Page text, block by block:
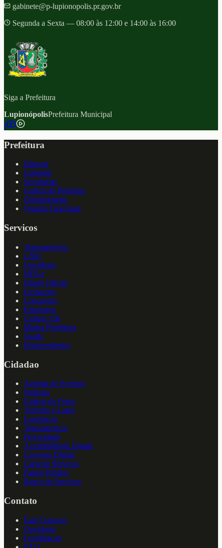
gabinete@p-lupionopolis.pr.gov.br
Segunda a Sexta — 08:00 às 12:00 e 14:00 às 16:00
Siga a Prefeitura
LupionópolisPrefeitura Municipal
f
Prefeitura
Historia
Gabinete
Secretarias
Galeria de Prefeitos
Organograma
Quadro Funcional
Servicos
Transparencia
e-SIC
Ouvidoria
NFS-e
Diario Oficial
Licitacoes
Concursos
Empregos
Central 156
Minha Prefeitura
Saude
Empreendedor
Cidadao
Agenda de Eventos
Noticias
Galeria de Fotos
Turismo e Lazer
Legislacao
Transparencia
Privacidade
Acessibilidade Digital
Governo Digital
Carta de Servicos
Painel Publico
Busca de Servicos
Contato
Fale Conosco
Ouvidoria
Localizacao